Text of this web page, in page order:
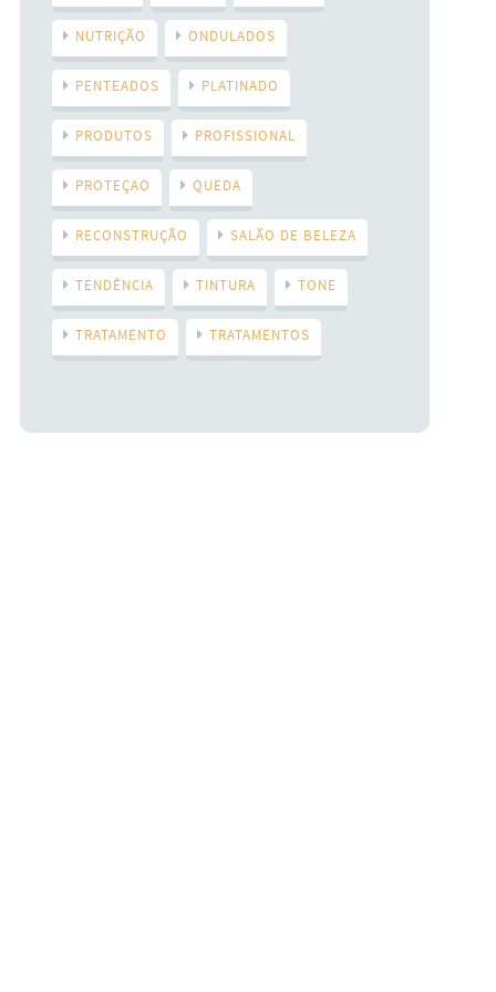
NUTRIÇÃO ONDULADOS
PENTEADOS PLATINADO
PRODUTOS PROFISSIONAL
PROTEÇAO QUEDA
RECONSTRUÇÃO SALÃO DE BELEZA
TENDÊNCIA TINTURA TONE
TRATAMENTO TRATAMENTOS